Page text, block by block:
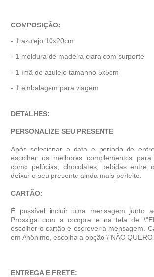
COMPOSIÇÃO:
- 1 azulejo 10x20cm
- 1 moldura de madeira clara com surporte
- 1 ímã de azulejo tamanho 5x5cm
- 1 embalagem para viagem
DETALHES:
PERSONALIZE SEU PRESENTE
Após selecionar a data e período de
escolher os melhores complementos
como pelúcias, chocolates, bebidas entre
deixar o seu presente ainda mais perfeito.
CARTÃO:
É possível incluir uma mensagem junto
Prossiga com a compra e na tela de
escolher o cartão e escrever a mensagem.
em Anônimo, escolha a opção \"NÃO QUERO
ENTREGA E FRETE: